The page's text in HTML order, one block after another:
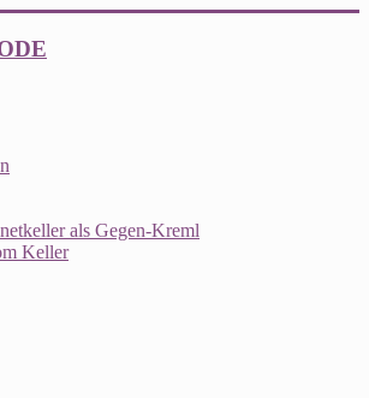
als Gegen-Kreml
Keller